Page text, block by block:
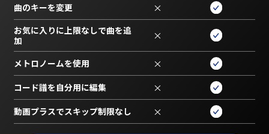
曲のキーを変更 ×
お気に入りに上限なしで曲を追
加
×
メトロノームを使用 ×
コード譜を自分用に編集 ×
動画プラスでスキップ制限なし ×